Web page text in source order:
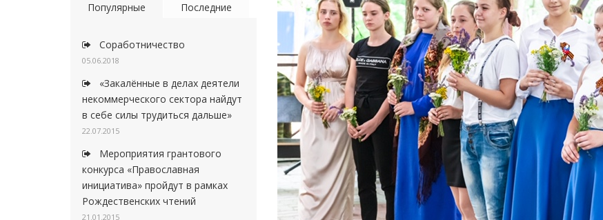
Популярные Последние
Соработничество
05.06.2018
«Закалённые в делах деятели
некоммерческого сектора найдут
в себе силы трудиться дальше»
22.07.2015
Мероприятия грантового
конкурса «Православная
инициатива» пройдут в рамках
Рождественских чтений
21.01.2015